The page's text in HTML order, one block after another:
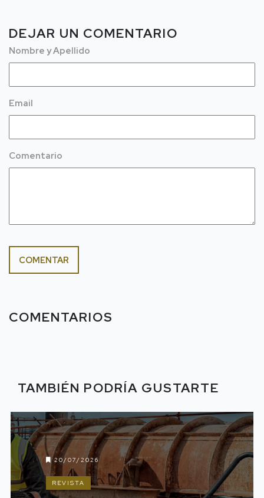
DEJAR UN COMENTARIO
Nombre y Apellido
Email
Comentario
COMENTAR
COMENTARIOS
TAMBIÉN PODRÍA GUSTARTE
20/07/2026
REVISTA